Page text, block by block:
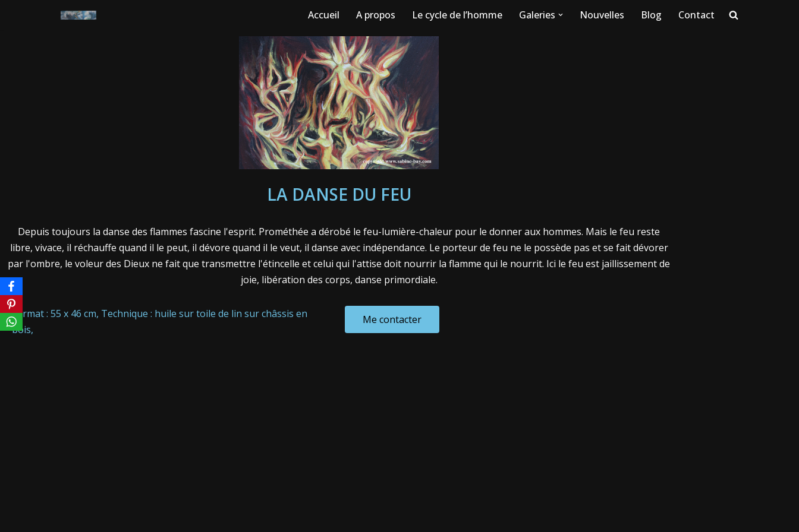
Accueil A propos Le cycle de l’homme Galeries Nouvelles Blog Contact
LA DANSE DU FEU
Depuis toujours la danse des flammes fascine l'esprit. Prométhée a dérobé le feu-lumière-chaleur pour le donner aux hommes. Mais le feu reste
libre, vivace, il réchauffe quand il le peut, il dévore quand il le veut, il danse avec indépendance. Le porteur de feu ne le possède pas et se fait dévorer
par l'ombre, le voleur des Dieux ne fait que transmettre l'étincelle et celui qui l'attise doit nourrir la flamme qui le nourrit. Ici le feu est jaillissement de
joie, libération des corps, danse primordiale.
Format : 55 x 46 cm, Technique : huile sur toile de lin sur châssis en
bois,
Me contacter